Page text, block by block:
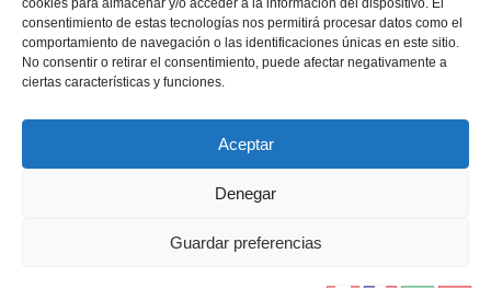
cookies para almacenar y/o acceder a la información del dispositivo. El
consentimiento de estas tecnologías nos permitirá procesar datos como el
comportamiento de navegación o las identificaciones únicas en este sitio.
No consentir o retirar el consentimiento, puede afectar negativamente a
ciertas características y funciones.
Aceptar
Denegar
Guardar preferencias
Inicio Nosotros Soluciones
Cornerstone
kore.ai
Magazine AI+Talent Contacto
Canal
de denunciasPolítica de Privacidad